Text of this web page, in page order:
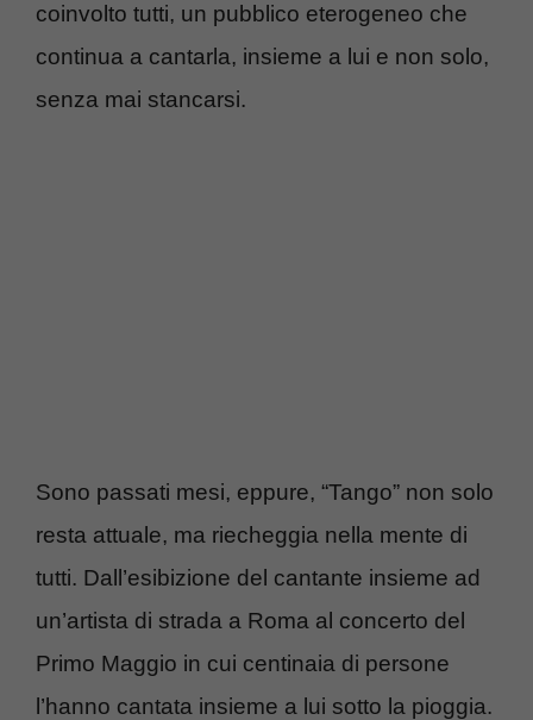
coinvolto tutti, un pubblico eterogeneo che
continua a cantarla, insieme a lui e non solo,
senza mai stancarsi.
Sono passati mesi, eppure, “Tango” non solo
resta attuale, ma riecheggia nella mente di
tutti. Dall’esibizione del cantante insieme ad
un’artista di strada a Roma al concerto del
Primo Maggio in cui centinaia di persone
l’hanno cantata insieme a lui sotto la pioggia.